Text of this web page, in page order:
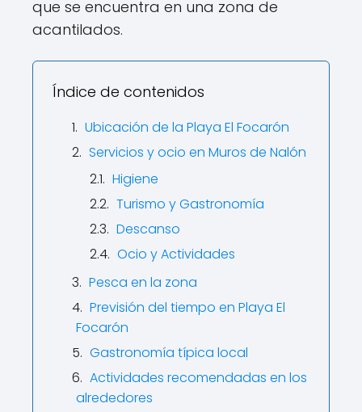
que se encuentra en una zona de
acantilados.
Índice de contenidos
Ubicación de la Playa El Focarón
Servicios y ocio en Muros de Nalón
Higiene
Turismo y Gastronomía
Descanso
Ocio y Actividades
Pesca en la zona
Previsión del tiempo en Playa El
Focarón
Gastronomía típica local
Actividades recomendadas en los
alrededores